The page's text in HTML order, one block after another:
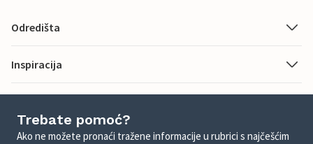
Odredišta
Inspiracija
Trebate pomoć?
Ako ne možete pronaći tražene informacije u rubrici s najčešćim